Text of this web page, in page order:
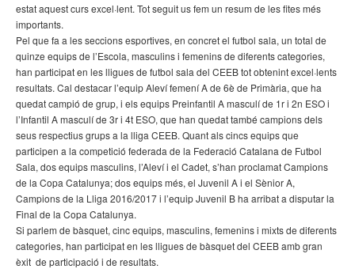
estat aquest curs excel·lent. Tot seguit us fem un resum de les fites més
importants.
Pel que fa a les seccions esportives, en concret el futbol sala, un total de
quinze equips de l’Escola, masculins i femenins de diferents categories,
han participat en les lligues de futbol sala del CEEB tot obtenint excel·lents
resultats. Cal destacar l’equip Aleví femení A de 6è de Primària, que ha
quedat campió de grup, i els equips Preinfantil A masculí de 1r i 2n ESO i
l’Infantil A masculí de 3r i 4t ESO, que han quedat també campions dels
seus respectius grups a la lliga CEEB. Quant als cincs equips que
participen a la competició federada de la Federació Catalana de Futbol
Sala, dos equips masculins, l’Aleví i el Cadet, s’han proclamat Campions
de la Copa Catalunya; dos equips més, el Juvenil A i el Sènior A,
Campions de la Lliga 2016/2017 i l’equip Juvenil B ha arribat a disputar la
Final de la Copa Catalunya.
Si parlem de bàsquet, cinc equips, masculins, femenins i mixts de diferents
categories, han participat en les lligues de bàsquet del CEEB amb gran
èxit de participació i de resultats.